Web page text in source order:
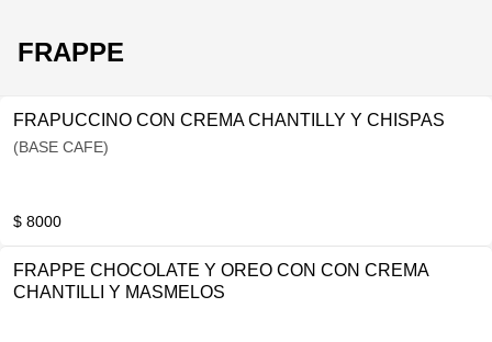
FRAPPE
FRAPUCCINO CON CREMA CHANTILLY Y CHISPAS
(BASE CAFE)
$ 8000
FRAPPE CHOCOLATE Y OREO CON CON CREMA
CHANTILLI Y MASMELOS